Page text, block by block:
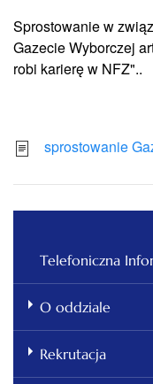
Sprostowanie w
Gazecie Wyborczej
robi karierę w NFZ"..
sprostowanie
Telefoniczna
O oddziale
Rekrutacja